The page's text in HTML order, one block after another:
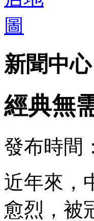
新聞中心
經典無
發布時間
近年來，
愈烈，被